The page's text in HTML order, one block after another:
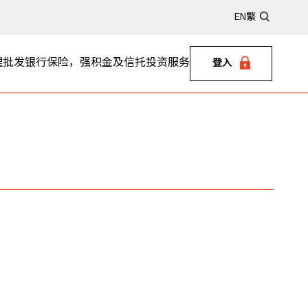
EN 繁
批发银行保险，强积金及信托投资服务 登入